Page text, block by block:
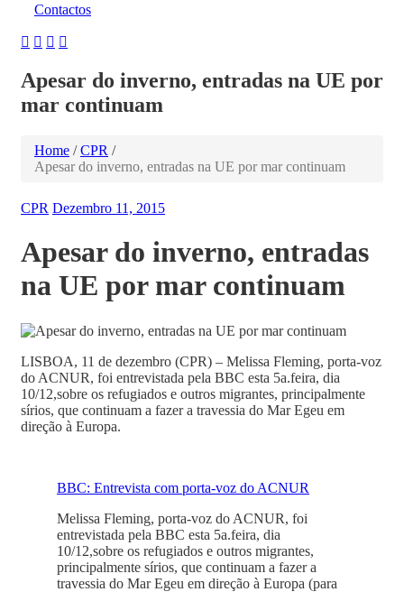
Contactos
Apesar do inverno, entradas na UE por
mar continuam
Home / CPR /
Apesar do inverno, entradas na UE por mar continuam
CPR Dezembro 11, 2015
Apesar do inverno, entradas
na UE por mar continuam
LISBOA, 11 de dezembro (CPR) – Melissa Fleming, porta-voz
do ACNUR, foi entrevistada pela BBC esta 5a.feira, dia
10/12,sobre os refugiados e outros migrantes, principalmente
sírios, que continuam a fazer a travessia do Mar Egeu em
direção à Europa.
BBC: Entrevista com porta-voz do ACNUR
Melissa Fleming, porta-voz do ACNUR, foi
entrevistada pela BBC esta 5a.feira, dia
10/12,sobre os refugiados e outros migrantes,
principalmente sírios, que continuam a fazer a
travessia do Mar Egeu em direção à Europa (para